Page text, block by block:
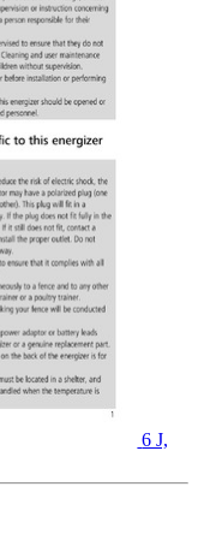
6 J,